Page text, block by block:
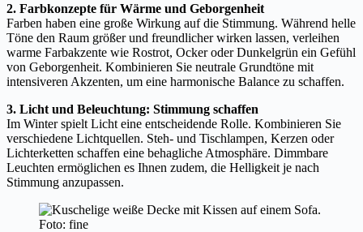
2. Farbkonzepte für Wärme und Geborgenheit
Farben haben eine große Wirkung auf die Stimmung. Während helle
Töne den Raum größer und freundlicher wirken lassen, verleihen
warme Farbakzente wie Rostrot, Ocker oder Dunkelgrün ein Gefühl
von Geborgenheit. Kombinieren Sie neutrale Grundtöne mit
intensiveren Akzenten, um eine harmonische Balance zu schaffen.
3. Licht und Beleuchtung: Stimmung schaffen
Im Winter spielt Licht eine entscheidende Rolle. Kombinieren Sie
verschiedene Lichtquellen. Steh- und Tischlampen, Kerzen oder
Lichterketten schaffen eine behagliche Atmosphäre. Dimmbare
Leuchten ermöglichen es Ihnen zudem, die Helligkeit je nach
Stimmung anzupassen.
Foto: fine